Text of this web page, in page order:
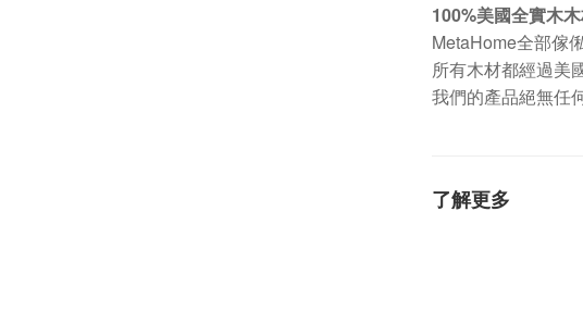
100%美國全實木
MetaHome全部傢
所有木材都經過美
我們的產品絕無任
了解更多